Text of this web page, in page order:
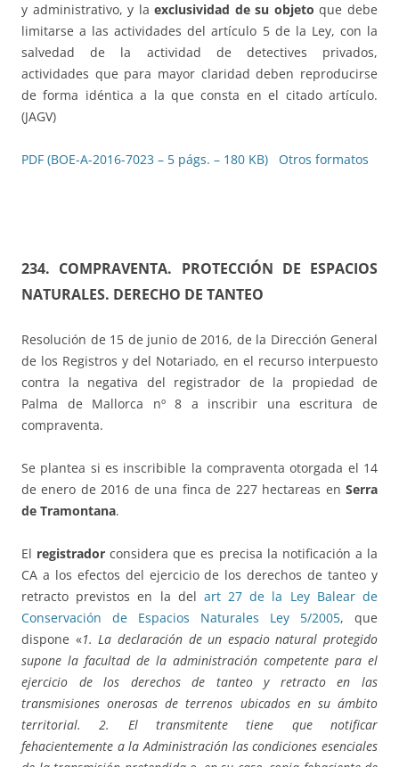
y administrativo, y laexclusividad de su objeto que debe
limitarse a las actividades del artículo 5 de la Ley, con la
salvedad de la actividad de detectives privados,
actividades que para mayor claridad deben reproducirse
de forma idéntica a la que consta en el citado artículo.
(JAGV)
PDF (BOE-A-2016-7023 – 5 págs. – 180 KB) Otros formatos
234. COMPRAVENTA. PROTECCIÓN DE ESPACIOS
NATURALES. DERECHO DE TANTEO
Resolución de 15 de junio de 2016, de la Dirección General
de los Registros y del Notariado, en el recurso interpuesto
contra la negativa del registrador de la propiedad de
Palma de Mallorca nº 8 a inscribir una escritura de
compraventa.
Se plantea si es inscribible la compraventa otorgada el 14
de enero de 2016 de una finca de 227 hectareas en Serra
de Tramontana.
El registrador considera que es precisa la notificación a la
CA a los efectos del ejercicio de los derechos de tanteo y
retracto previstos en la del art 27 de la Ley Balear de
Conservación de Espacios Naturales Ley 5/2005, que
dispone «1. La declaración de un espacio natural protegido
supone la facultad de la administración competente para el
ejercicio de los derechos de tanteo y retracto en las
transmisiones onerosas de terrenos ubicados en su ámbito
territorial. 2. El transmitente tiene que notificar
fehacientemente a la Administración las condiciones esenciales